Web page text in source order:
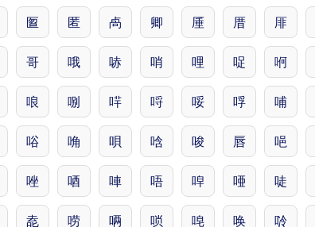
匫 匿 卨 卿 厜 厝 厞
哥 哦 哧 哨 哩 哫 哬
哴 哵 哶 哷 哸 哹 哺
唂 唃 唄 唅 唆 唇 唈
唑 唒 唓 唔 唕 唖 唗
唟 唠 唡 唢 唣 唤 唥